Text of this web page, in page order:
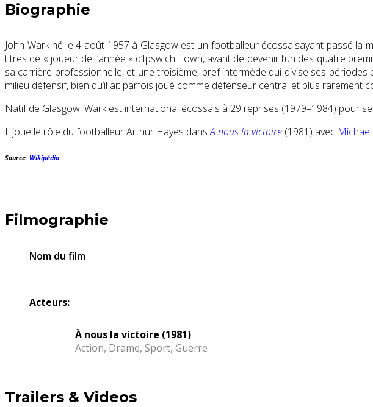
Biographie
John Wark né le 4 août 1957 à Glasgow est un footballeur écossaisayant passé
titres de « joueur de l’année » d’Ipswich Town, avant de devenir l’un des quatre
sa carrière professionnelle, et une troisième, bref intermède qui divise ses
milieu défensif, bien qu’il ait parfois joué comme défenseur central et plus rarement
Natif de Glasgow, Wark est international écossais à 29 reprises (1979–1984) pour
Il joue le rôle du footballeur Arthur Hayes dansA nous la victoire (1981) avec
Source: Wikipédia
Filmographie
Nom du film
Acteurs:
À nous la victoire (1981)
Action, Drame, Sport, Guerre
Trailers & Videos